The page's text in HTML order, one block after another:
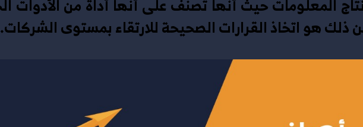
هو اتخاذ القرارات الصحيحة للارتقاء بمستوى الشركات.